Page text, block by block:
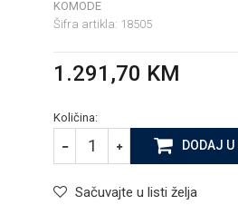
KOMODE
Šifra artikla: 18505
1.291,70 KM
Količina:
DODAJ U
Sačuvajte u listi želja